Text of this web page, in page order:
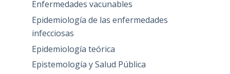
Enfermedades vacunables
Epidemiología de las enfermedades
infecciosas
Epidemiología teórica
Epistemología y Salud Pública